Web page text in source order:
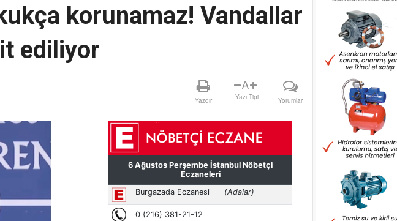
korunamaz! Vandallar
ediliyor
Yazdır
A
Yazı Tipi Yorumlar